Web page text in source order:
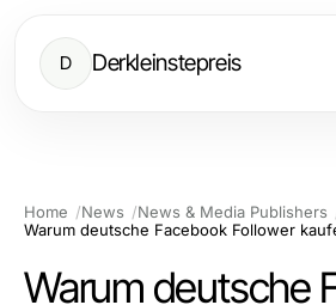
D Derkleinstepreis
Home News
News & Media Publishers
Warum deutsche